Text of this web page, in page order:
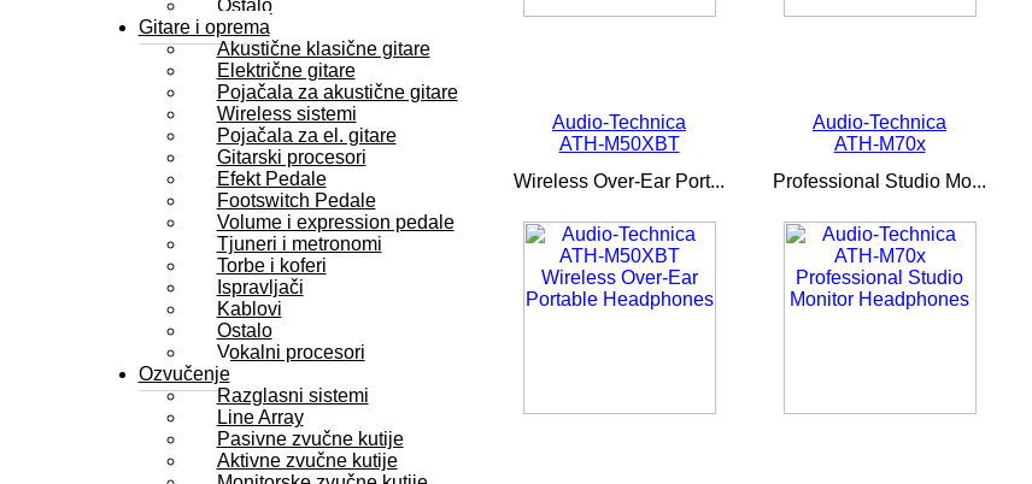
Ostalo
Gitare i oprema
Akustične klasične gitare
Električne gitare
Pojačala za akustične gitare
Wireless sistemi
Pojačala za el. gitare
Gitarski procesori
Efekt Pedale
Footswitch Pedale
Volume i expression pedale
Tjuneri i metronomi
Torbe i koferi
Ispravljači
Kablovi
Ostalo
Vokalni procesori
Ozvučenje
Razglasni sistemi
Line Array
Pasivne zvučne kutije
Aktivne zvučne kutije
Audio-Technica
ATH-M50XBT
Wireless Over-Ear Port...
Audio-Technica
ATH-M70x
Professional Studio Mo...